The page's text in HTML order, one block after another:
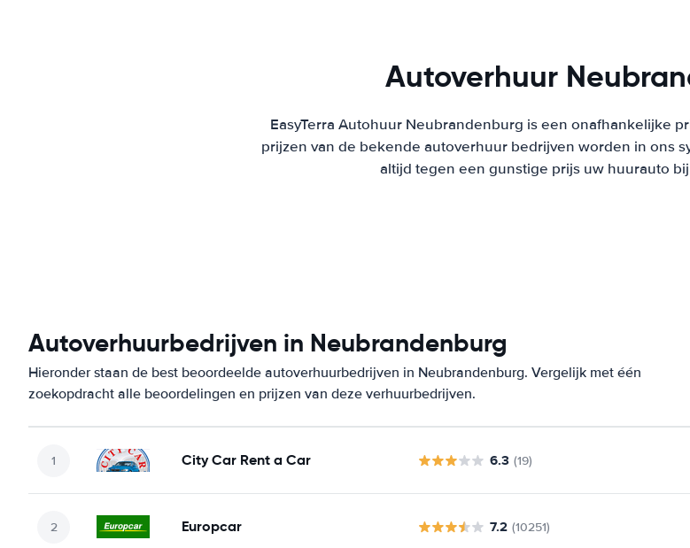
Autoverhuur
EasyTerra Autohuur Neubrandenburg is een onafhankelijke
prijzen van de bekende autoverhuur bedrijven worden in ons
altijd tegen een gunstige prijs uw huurauto
Autoverhuurbedrijven in Neubrandenburg
Hieronder staan de best beoordeelde autoverhuurbedrijven in Neubrandenburg. Vergelijk met één
zoekopdracht alle beoordelingen en prijzen van deze verhuurbedrijven.
City Car Rent a Car 6.3 (19)
Europcar 7.2 (10251)